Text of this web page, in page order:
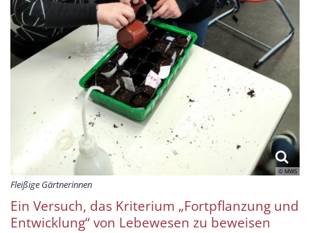
© MWS
Fleißige Gärtnerinnen
Ein Versuch, das Kriterium „Fortpflanzung und
Entwicklung“ von Lebewesen zu beweisen